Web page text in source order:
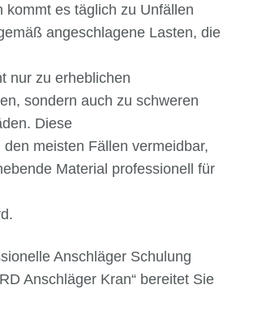
kommt es täglich zu Unfällen
angeschlagene Lasten, die
nur zu erheblichen
sondern auch zu schweren
Diese
den meisten Fällen vermeidbar,
Material professionell für
Anschläger Schulung
Anschläger Kran“ bereitet Sie